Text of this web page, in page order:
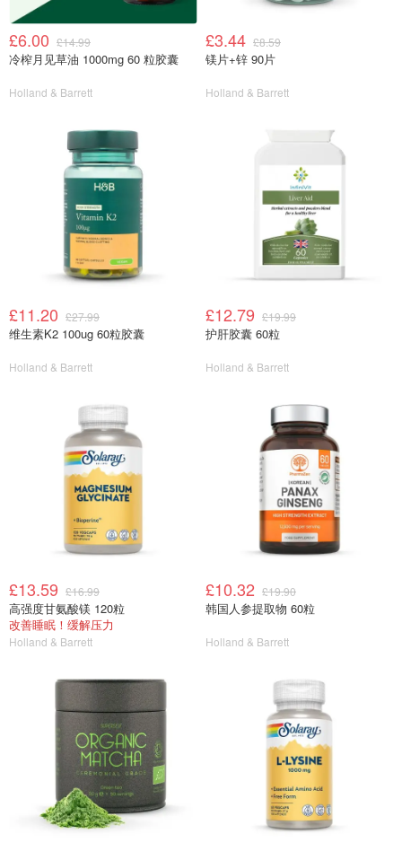
£6.00 £14.99
冷榨月见草油 1000mg 60 粒胶囊
Holland & Barrett
£3.44 £8.59
镁片+锌 90片
Holland & Barrett
£11.20 £27.99
维生素K2 100ug 60粒胶囊
Holland & Barrett
£12.79 £19.99
护肝胶囊 60粒
Holland & Barrett
£13.59 £16.99
高强度甘氨酸镁 120粒
改善睡眠！缓解压力
Holland & Barrett
£10.32 £19.90
韩国人参提取物 60粒
Holland & Barrett